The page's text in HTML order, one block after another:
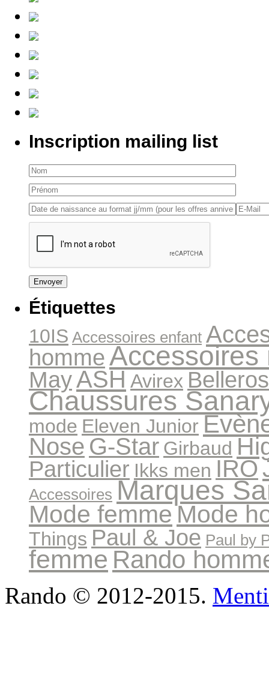
Inscription mailing list
Étiquettes
10IS Accessoires enfant
hommeAccessoires
MayASHAvirex
Chaussures
mode Eleven Junior
Nose G-Star Girbaud
Particulier Ikks men IRO
Accessoires Marques
Mode femmeMode
Things Paul & Joe Paul by
femme Rando
Rando © 2012-2015.